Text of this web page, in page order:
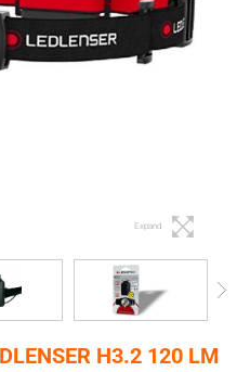
Expand
H3.2 120 LM